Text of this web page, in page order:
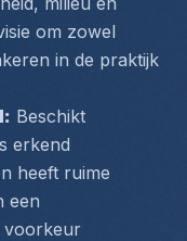
om zowel
in de praktijk
Beschikt
erkend
heeft ruime
een
voorkeur